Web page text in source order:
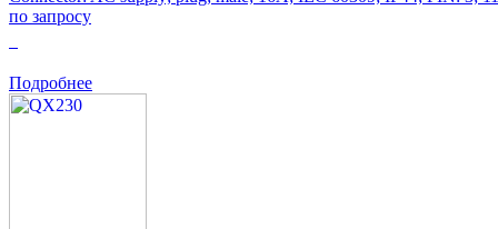
по запросу
Подробнее